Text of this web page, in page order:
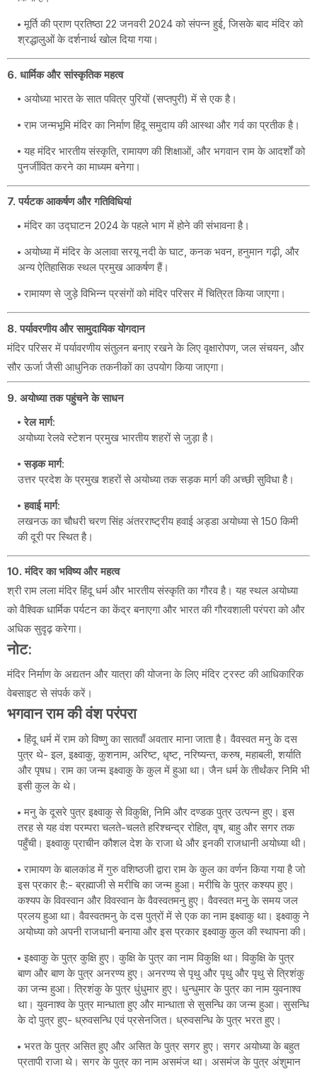
मूर्ति की प्राण प्रतिष्ठा 22 जनवरी 2024 को संपन्न हुई, जिसके बाद मंदिर को
श्रद्धालुओं के दर्शनार्थ खोल दिया गया।
6. धार्मिक और सांस्कृतिक महत्व
अयोध्या भारत के सात पवित्र पुरियों (सप्तपुरी) में से एक है।
राम जन्मभूमि मंदिर का निर्माण हिंदू समुदाय की आस्था और गर्व का प्रतीक है।
यह मंदिर भारतीय संस्कृति, रामायण की शिक्षाओं, और भगवान राम के आदर्शों को
पुनर्जीवित करने का माध्यम बनेगा।
7. पर्यटक आकर्षण और गतिविधियां
मंदिर का उद्घाटन 2024 के पहले भाग में होने की संभावना है।
अयोध्या में मंदिर के अलावा सरयू नदी के घाट, कनक भवन, हनुमान गढ़ी, और
अन्य ऐतिहासिक स्थल प्रमुख आकर्षण हैं।
रामायण से जुड़े विभिन्न प्रसंगों को मंदिर परिसर में चित्रित किया जाएगा।
8. पर्यावरणीय और सामुदायिक योगदान
मंदिर परिसर में पर्यावरणीय संतुलन बनाए रखने के लिए वृक्षारोपण, जल संचयन, और
सौर ऊर्जा जैसी आधुनिक तकनीकों का उपयोग किया जाएगा।
9. अयोध्या तक पहुंचने के साधन
रेल मार्ग:
अयोध्या रेलवे स्टेशन प्रमुख भारतीय शहरों से जुड़ा है।
सड़क मार्ग:
उत्तर प्रदेश के प्रमुख शहरों से अयोध्या तक सड़क मार्ग की अच्छी सुविधा है।
हवाई मार्ग:
लखनऊ का चौधरी चरण सिंह अंतरराष्ट्रीय हवाई अड्डा अयोध्या से 150 किमी
की दूरी पर स्थित है।
10. मंदिर का भविष्य और महत्व
श्री राम लला मंदिर हिंदू धर्म और भारतीय संस्कृति का गौरव है। यह स्थल अयोध्या
को वैश्विक धार्मिक पर्यटन का केंद्र बनाएगा और भारत की गौरवशाली परंपरा को और
अधिक सुदृढ़ करेगा।
नोट:
मंदिर निर्माण के अद्यतन और यात्रा की योजना के लिए मंदिर ट्रस्ट की आधिकारिक
वेबसाइट से संपर्क करें।
भगवान राम की वंश परंपरा
हिंदू धर्म में राम को विष्णु का सातवाँ अवतार माना जाता है। वैवस्वत मनु के दस
पुत्र थे- इल, इक्ष्वाकु, कुशनाम, अरिष्ट, धृष्ट, नरिष्यन्त, करुष, महाबली, शर्याति
और पृषध। राम का जन्म इक्ष्वाकु के कुल में हुआ था। जैन धर्म के तीर्थंकर निमि भी
इसी कुल के थे।
मनु के दूसरे पुत्र इक्ष्वाकु से विकुक्षि, निमि और दण्डक पुत्र उत्पन्न हुए। इस
तरह से यह वंश परम्परा चलते-चलते हरिश्चन्द्र रोहित, वृष, बाहु और सगर तक
पहुँची। इक्ष्वाकु प्राचीन कौशल देश के राजा थे और इनकी राजधानी अयोध्या थी।
रामायण के बालकांड में गुरु वशिष्ठजी द्वारा राम के कुल का वर्णन किया गया है जो
इस प्रकार है:- ब्रह्माजी से मरीचि का जन्म हुआ। मरीचि के पुत्र कश्यप हुए।
कश्यप के विवस्वान और विवस्वान के वैवस्वतमनु हुए। वैवस्वत मनु के समय जल
प्रलय हुआ था। वैवस्वतमनु के दस पुत्रों में से एक का नाम इक्ष्वाकु था। इक्ष्वाकु ने
अयोध्या को अपनी राजधानी बनाया और इस प्रकार इक्ष्वाकु कुल की स्थापना की।
इक्ष्वाकु के पुत्र कुक्षि हुए। कुक्षि के पुत्र का नाम विकुक्षि था। विकुक्षि के पुत्र
बाण और बाण के पुत्र अनरण्य हुए। अनरण्य से पृथु और पृथु और पृथु से त्रिशंकु
का जन्म हुआ। त्रिशंकु के पुत्र धुंधुमार हुए। धुन्धुमार के पुत्र का नाम युवनाश्व
था। युवनाश्व के पुत्र मान्धाता हुए और मान्धाता से सुसन्धि का जन्म हुआ। सुसन्धि
के दो पुत्र हुए- ध्रुवसन्धि एवं प्रसेनजित। ध्रुवसन्धि के पुत्र भरत हुए।
भरत के पुत्र असित हुए और असित के पुत्र सगर हुए। सगर अयोध्या के बहुत
प्रतापी राजा थे। सगर के पुत्र का नाम असमंज था। असमंज के पुत्र अंशुमान